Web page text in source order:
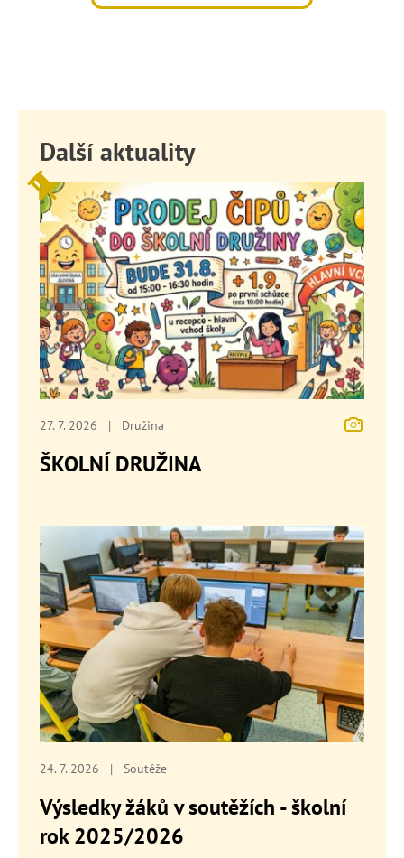
Další aktuality
27. 7. 2026 | Družina
ŠKOLNÍ DRUŽINA
24. 7. 2026 | Soutěže
Výsledky žáků v soutěžích - školní
rok 2025/2026